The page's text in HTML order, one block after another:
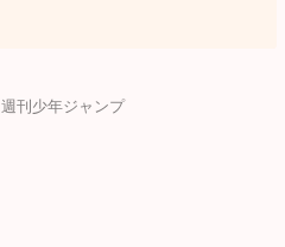
週刊少年ジャンプ